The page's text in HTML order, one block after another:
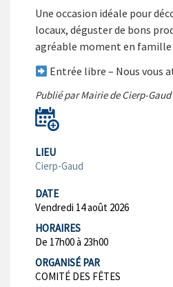
Une occasion idéale pour
locaux, déguster de bons
agréable moment en famille
Entrée libre – Nous vous
Publié par Mairie de Cierp-Gaud
LIEU
Cierp-Gaud
DATE
Vendredi 14 août 2026
HORAIRES
De 17h00 à 23h00
ORGANISÉ PAR
COMITÉ DES FÊTES